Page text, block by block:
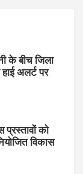
के बीच जिला
अलर्ट पर
प्रस्तावों को
विकास